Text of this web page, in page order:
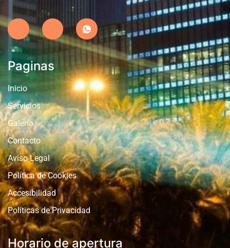
Paginas
Inicio
Servicios
Galería
Contacto
Aviso Legal
Política de Cookies
Accesibilidad
Políticas de Privacidad
Horario de apertura